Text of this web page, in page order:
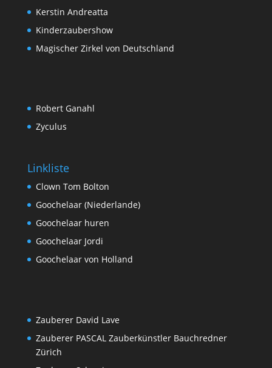
Kerstin Andreatta
Kinderzaubershow
Magischer Zirkel von Deutschland
Robert Ganahl
Zyculus
Linkliste
Clown Tom Bolton
Goochelaar (Niederlande)
Goochelaar huren
Goochelaar Jordi
Goochelaar von Holland
Zauberer David Lave
Zauberer PASCAL Zauberkünstler Bauchredner
Zürich